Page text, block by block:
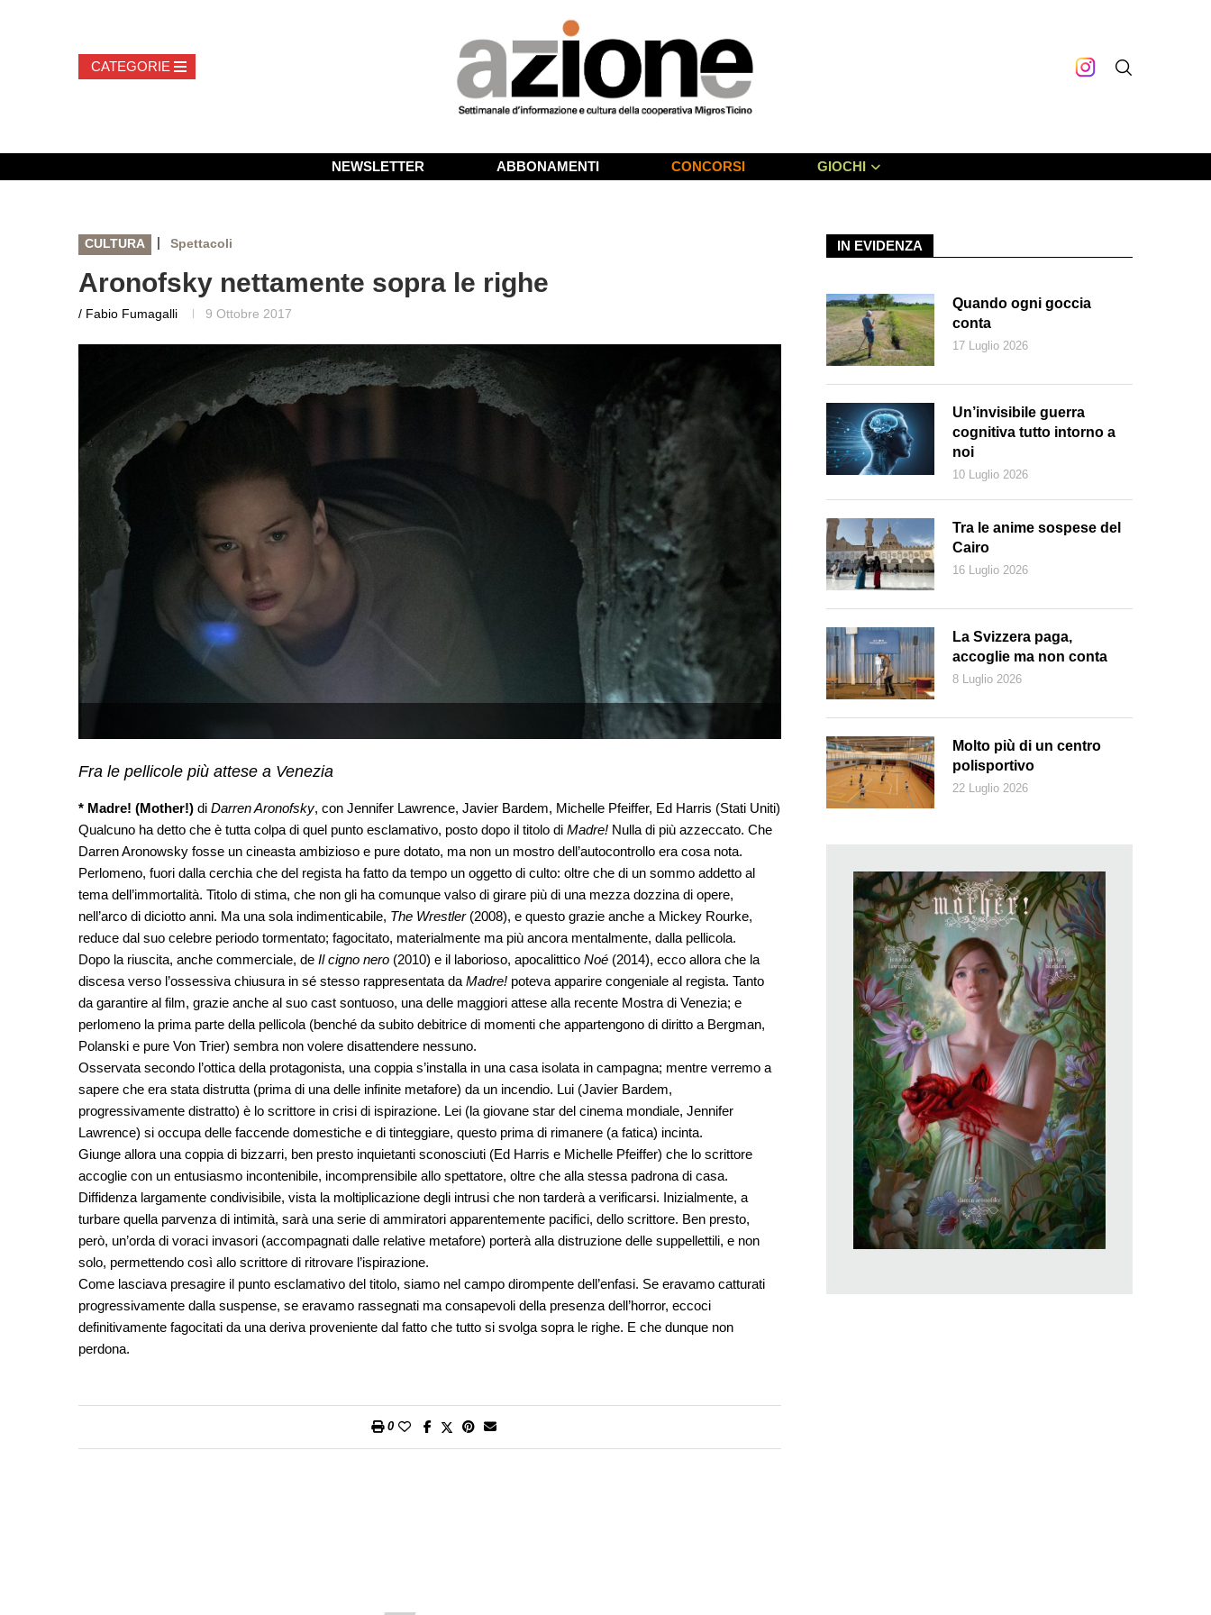
NEWSLETTER ABBONAMENTI CONCORSI GIOCHI
CULTURA | Spettacoli
Aronofsky nettamente sopra le righe
/ Fabio Fumagalli 9 Ottobre 2017
Fra le pellicole più attese a Venezia
* Madre! (Mother!) di Darren Aronofsky, con Jennifer Lawrence, Javier Bardem, Michelle Pfeiffer, Ed Harris (Stati Uniti)
Qualcuno ha detto che è tutta colpa di quel punto esclamativo, posto dopo il titolo di Madre! Nulla di più azzeccato. Che
Darren Aronowsky fosse un cineasta ambizioso e pure dotato, ma non un mostro dell’autocontrollo era cosa nota.
Perlomeno, fuori dalla cerchia che del regista ha fatto da tempo un oggetto di culto: oltre che di un sommo addetto al
tema dell’immortalità. Titolo di stima, che non gli ha comunque valso di girare più di una mezza dozzina di opere,
nell’arco di diciotto anni. Ma una sola indimenticabile, The Wrestler(2008), e questo grazie anche a Mickey Rourke,
reduce dal suo celebre periodo tormentato; fagocitato, materialmente ma più ancora mentalmente, dalla pellicola.
Dopo la riuscita, anche commerciale, de Il cigno nero (2010) e il laborioso, apocalittico Noé (2014), ecco allora che la
discesa verso l’ossessiva chiusura in sé stesso rappresentata da Madre! poteva apparire congeniale al regista. Tanto
da garantire al film, grazie anche al suo cast sontuoso, una delle maggiori attese alla recente Mostra di Venezia; e
perlomeno la prima parte della pellicola (benché da subito debitrice di momenti che appartengono di diritto a Bergman,
Polanski e pure Von Trier) sembra non volere disattendere nessuno.
Osservata secondo l’ottica della protagonista, una coppia s’installa in una casa isolata in campagna; mentre verremo a
sapere che era stata distrutta (prima di una delle infinite metafore) da un incendio. Lui (Javier Bardem,
progressivamente distratto) è lo scrittore in crisi di ispirazione. Lei (la giovane star del cinema mondiale, Jennifer
Lawrence) si occupa delle faccende domestiche e di tinteggiare, questo prima di rimanere (a fatica) incinta.
Giunge allora una coppia di bizzarri, ben presto inquietanti sconosciuti (Ed Harris e Michelle Pfeiffer) che lo scrittore
accoglie con un entusiasmo incontenibile, incomprensibile allo spettatore, oltre che alla stessa padrona di casa.
Diffidenza largamente condivisibile, vista la moltiplicazione degli intrusi che non tarderà a verificarsi. Inizialmente, a
turbare quella parvenza di intimità, sarà una serie di ammiratori apparentemente pacifici, dello scrittore. Ben presto,
però, un’orda di voraci invasori (accompagnati dalle relative metafore) porterà alla distruzione delle suppellettili, e non
solo, permettendo così allo scrittore di ritrovare l’ispirazione.
Come lasciava presagire il punto esclamativo del titolo, siamo nel campo dirompente dell’enfasi. Se eravamo catturati
progressivamente dalla suspense, se eravamo rassegnati ma consapevoli della presenza dell’horror, eccoci
definitivamente fagocitati da una deriva proveniente dal fatto che tutto si svolga sopra le righe. E che dunque non
perdona.
0
IN EVIDENZA
Quando ogni goccia
conta
17 Luglio 2026
Un’invisibile guerra
cognitiva tutto intorno a
noi
10 Luglio 2026
Tra le anime sospese del
Cairo
16 Luglio 2026
La Svizzera paga,
accoglie ma non conta
8 Luglio 2026
Molto più di un centro
polisportivo
22 Luglio 2026